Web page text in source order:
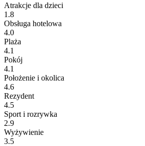
Atrakcje dla dzieci
1.8
Obsługa hotelowa
4.0
Plaża
4.1
Pokój
4.1
Położenie i okolica
4.6
Rezydent
4.5
Sport i rozrywka
2.9
Wyżywienie
3.5